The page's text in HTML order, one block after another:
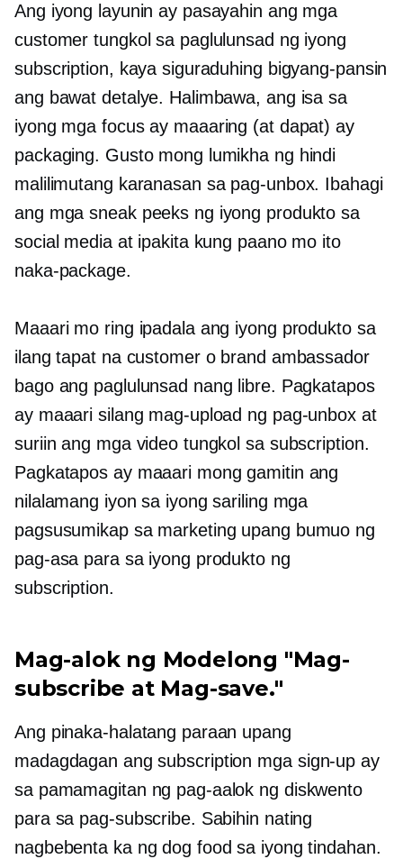
Ang iyong layunin ay pasayahin ang mga
customer tungkol sa paglulunsad ng iyong
subscription, kaya siguraduhing bigyang-pansin
ang bawat detalye. Halimbawa, ang isa sa
iyong mga focus ay maaaring (at dapat) ay
packaging. Gusto mong lumikha ng hindi
malilimutang karanasan sa pag-unbox. Ibahagi
ang mga sneak peeks ng iyong produkto sa
social media at ipakita kung paano mo ito
naka-package.
Maaari mo ring ipadala ang iyong produkto sa
ilang tapat na customer o brand ambassador
bago ang paglulunsad nang libre. Pagkatapos
ay maaari silang mag-upload ng pag-unbox at
suriin ang mga video tungkol sa subscription.
Pagkatapos ay maaari mong gamitin ang
nilalamang iyon sa iyong sariling mga
pagsusumikap sa marketing upang bumuo ng
pag-asa para sa iyong produkto ng
subscription.
Mag-alok ng Modelong "Mag-
subscribe at Mag-save."
Ang pinaka-halatang paraan upang
madagdagan ang subscription mga sign-up ay
sa pamamagitan ng pag-aalok ng diskwento
para sa pag-subscribe. Sabihin nating
nagbebenta ka ng dog food sa iyong tindahan.